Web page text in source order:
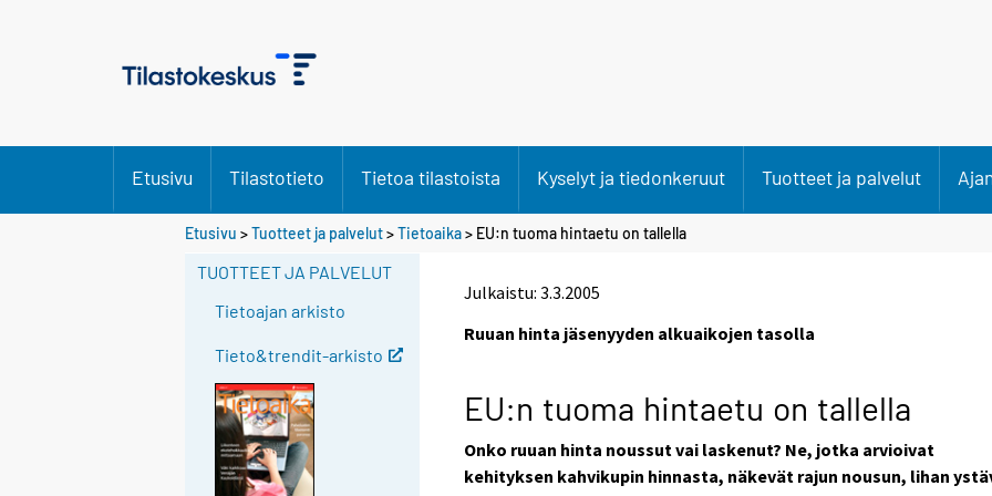
Etusivu Tilastotieto Tietoa tilastoista Kyselyt ja tiedonkeruut Tuotteet ja palvelut
Etusivu >Tuotteet ja palvelut>Tietoaika> EU:n tuoma hintaetu on tallella
TUOTTEET JA PALVELUT
Tietoajan arkisto
Tieto&trendit-arkisto
Julkaistu: 3.3.2005
Ruuan hinta jäsenyyden alkuaikojen tasolla
EU:n tuoma hintaetu on tallella
Onko ruuan hinta noussut vai laskenut? Ne, jotka arvioivat
kehityksen kahvikupin hinnasta, näkevät rajun nousun, lihan